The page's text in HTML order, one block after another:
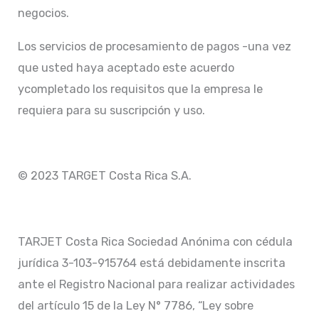
negocios.
Los servicios de procesamiento de pagos -una vez
que usted haya aceptado este acuerdo
ycompletado los requisitos que la empresa le
requiera para su suscripción y uso.
© 2023 TARGET Costa Rica S.A.
TARJET Costa Rica Sociedad Anónima con cédula
jurídica 3-103-915764 está debidamente inscrita
ante el Registro Nacional para realizar actividades
del artículo 15 de la Ley N° 7786, “Ley sobre